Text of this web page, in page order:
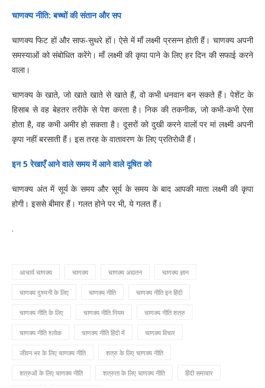
चाणक्य नीति: बच्चों की संतान और सप
चाणक्य फिट हों और साफ-सुथरे हों। ऐसे में माँ लक्ष्मी प्रसन्न होती हैं। चाणक्य अपनी
समस्याओं को संबोधित करेंगे। माँ लक्ष्मी की कृपा पाने के लिए हर दिन की सफाई करने
वाला।
चाणक्य के खाते, जो खाते खाते से खाते हैं, वो कभी धनवान बन सकते हैं। पेशेंट के
हिसाब से वह बेहतर तरीके से पेश करता है। निक की तकनीक, जो कभी-कभी ऐसा
होता है, वह कभी अमीर हो सकता है। दूसरों को दुखी करने वालों पर मां लक्ष्मी अपनी
कृपा नहीं बरसाती हैं। इस तरह के वातावरण के लिए प्रतिरोधी हैं।
इन 5 रेखाएँ आने वाले समय में आने वाले दूषित को
चाणक्य अंत में सूर्य के समय और सूर्य के समय के बाद आपकी माता लक्ष्मी की कृपा
होगी। इससे बीमार हैं। गलत होने पर भी, ये गलत हैं।
.
आचार्य चाणक्य चाणक्य चाणक्य अद्यतन चाणक्य ज्ञान
चाणक्य दुश्मनी के लिए चाणक्य नीति चाणक्य नीति इन हिंदी
चाणक्य नीति के लिए चाणक्य नीति नियम चाणक्य नीति शत्रु
चाणक्य नीति श्लोक चाणक्य नीति हिंदी में चाणक्य विचार
जीवन भर के लिए चाणक्य नीति शत्रु के लिए चाणक्य नीति
शत्रुओं के लिए चाणक्य नीति शत्रुता के लिए चाणक्य नीति हिंदी समाचार